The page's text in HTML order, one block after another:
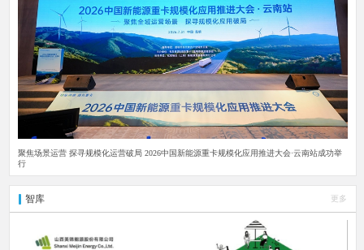
聚焦场景运营 探寻规模化运营破局 2026中国新能源重卡规模化应用推进大会·云南站成功举
行
智库 更多